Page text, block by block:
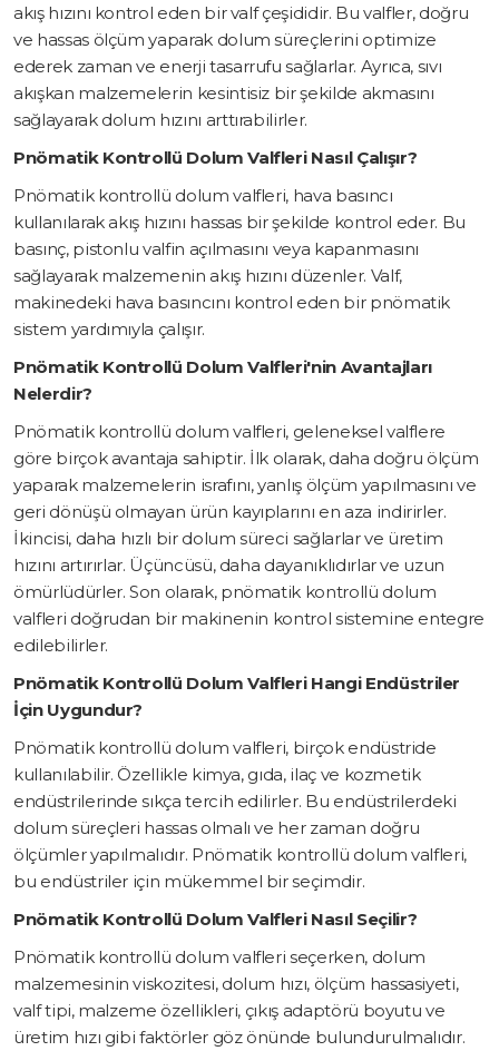
akış hızını kontrol eden bir valf çeşididir. Bu valfler, doğru
ve hassas ölçüm yaparak dolum süreçlerini optimize
ederek zaman ve enerji tasarrufu sağlarlar. Ayrıca, sıvı
akışkan malzemelerin kesintisiz bir şekilde akmasını
sağlayarak dolum hızını arttırabilirler.
Pnömatik Kontrollü Dolum Valfleri Nasıl Çalışır?
Pnömatik kontrollü dolum valfleri, hava basıncı
kullanılarak akış hızını hassas bir şekilde kontrol eder. Bu
basınç, pistonlu valfin açılmasını veya kapanmasını
sağlayarak malzemenin akış hızını düzenler. Valf,
makinedeki hava basıncını kontrol eden bir pnömatik
sistem yardımıyla çalışır.
Pnömatik Kontrollü Dolum Valfleri'nin Avantajları
Nelerdir?
Pnömatik kontrollü dolum valfleri, geleneksel valflere
göre birçok avantaja sahiptir. İlk olarak, daha doğru ölçüm
yaparak malzemelerin israfını, yanlış ölçüm yapılmasını ve
geri dönüşü olmayan ürün kayıplarını en aza indirirler.
İkincisi, daha hızlı bir dolum süreci sağlarlar ve üretim
hızını artırırlar. Üçüncüsü, daha dayanıklıdırlar ve uzun
ömürlüdürler. Son olarak, pnömatik kontrollü dolum
valfleri doğrudan bir makinenin kontrol sistemine entegre
edilebilirler.
Pnömatik Kontrollü Dolum Valfleri Hangi Endüstriler
İçin Uygundur?
Pnömatik kontrollü dolum valfleri, birçok endüstride
kullanılabilir. Özellikle kimya, gıda, ilaç ve kozmetik
endüstrilerinde sıkça tercih edilirler. Bu endüstrilerdeki
dolum süreçleri hassas olmalı ve her zaman doğru
ölçümler yapılmalıdır. Pnömatik kontrollü dolum valfleri,
bu endüstriler için mükemmel bir seçimdir.
Pnömatik Kontrollü Dolum Valfleri Nasıl Seçilir?
Pnömatik kontrollü dolum valfleri seçerken, dolum
malzemesinin viskozitesi, dolum hızı, ölçüm hassasiyeti,
valf tipi, malzeme özellikleri, çıkış adaptörü boyutu ve
üretim hızı gibi faktörler göz önünde bulundurulmalıdır.